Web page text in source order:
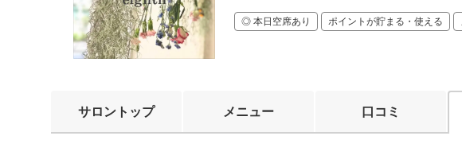
◎ 本日空席あり ポイントが貯まる・使える
サロントップ メニュー 口コミ